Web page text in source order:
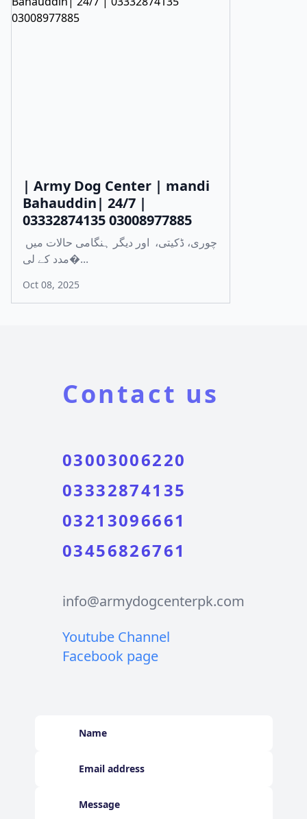
| Army Dog Center | mandi
Bahauddin| 24/7 |
03332874135 03008977885
مدد کے لی�...
Oct 08, 2025
Contact us
03003006220
03332874135
03213096661
03456826761
info@armydogcenterpk.com
Youtube Channel
Facebook page